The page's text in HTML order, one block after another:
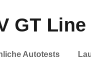
GT Line
Autotests